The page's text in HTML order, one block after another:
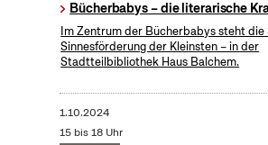
Bücherbabys – die literarische
Im Zentrum der Bücherbabys steht die
Sinnesförderung der Kleinsten – in der
Stadtteilbibliothek Haus Balchem.
1.10.2024
15 bis 18 Uhr